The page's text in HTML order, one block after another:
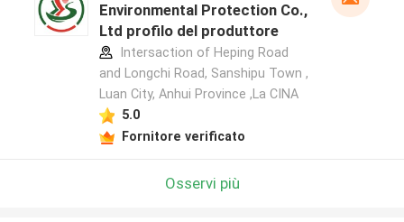
Environmental Protection Co.,
Ltd profilo del produttore
Intersaction of Heping Road
and Longchi Road, Sanshipu Town ,
Luan City, Anhui Province ,La CINA
5.0
Fornitore verificato
Osservi più